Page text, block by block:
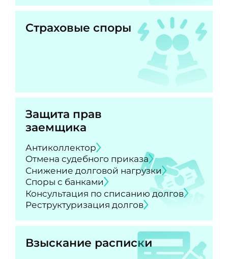
Страховые споры
Защита прав
заемщика
Антиколлектор
Отмена судебного приказа
Снижение долговой нагрузки
Споры с банками
Консультация по списанию долгов
Реструктуризация долгов
Взыскание расписки